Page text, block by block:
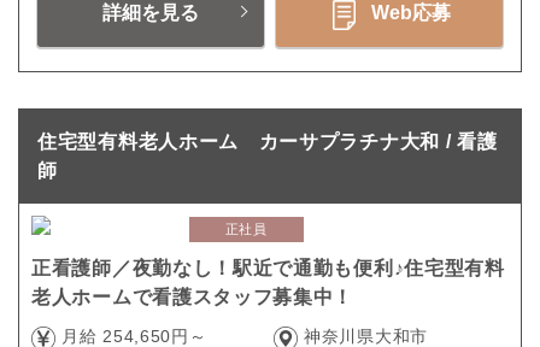
詳細を見る Web応募
住宅型有料老人ホーム カーサプラチナ大和 / 看護
師
正社員
正看護師／夜勤なし！駅近で通勤も便利♪住宅型有料
老人ホームで看護スタッフ募集中！
月給 254,650円～ 神奈川県大和市